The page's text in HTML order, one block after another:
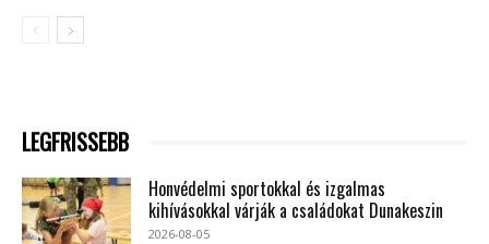
LEGFRISSEBB
Honvédelmi sportokkal és izgalmas
kihívásokkal várják a családokat Dunakeszin
2026-08-05